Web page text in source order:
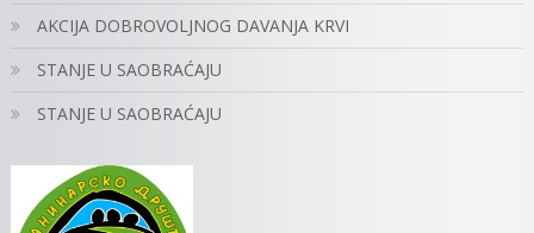
AKCIJA DOBROVOLJNOG DAVANJA KRVI
STANJE U SAOBRAĆAJU
STANJE U SAOBRAĆAJU